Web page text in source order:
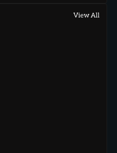
View All